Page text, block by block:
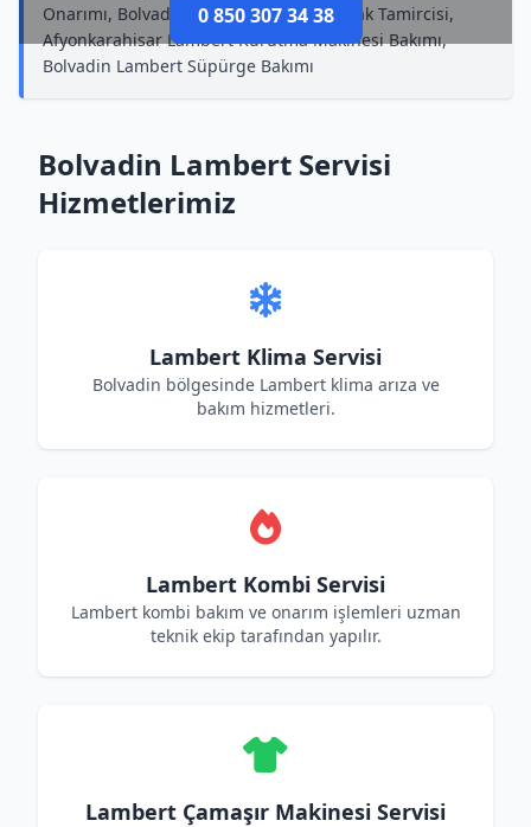
0 850 307 34 38
Onarımı, Bolvadin Lambert Elektrikli Ocak Tamircisi,
Afyonkarahisar Lambert Kurutma Makinesi Bakımı,
Bolvadin Lambert Süpürge Bakımı
Bolvadin Lambert Servisi
Hizmetlerimiz
Lambert Klima Servisi
Bolvadin bölgesinde Lambert klima arıza ve
bakım hizmetleri.
Lambert Kombi Servisi
Lambert kombi bakım ve onarım işlemleri uzman
teknik ekip tarafından yapılır.
Lambert Çamaşır Makinesi Servisi